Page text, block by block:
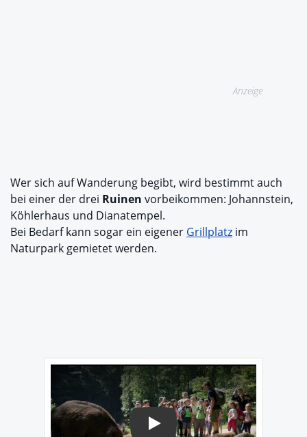
Anzeige
Wer sich auf Wanderung begibt, wird bestimmt auch
bei einer der drei Ruinen vorbeikommen: Johannstein,
Köhlerhaus und Dianatempel.
Bei Bedarf kann sogar ein eigener Grillplatz im
Naturpark gemietet werden.
Play